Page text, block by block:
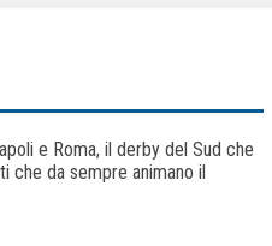
e Roma, il derby del Sud che
che da sempre animano il